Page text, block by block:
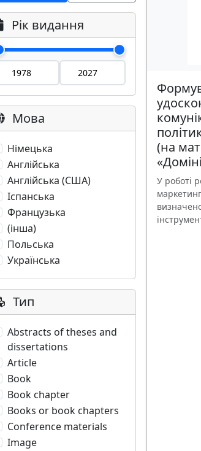
Рік видання
Мова
Німецька
Англійська
Англійська (США)
Іспанська
Французька
(інша)
Польська
Українська
Тип
Abstracts of theses and
dissertations
Article
Book
Book chapter
Books or book chapters
Conference materials
Image
(на
У роботі